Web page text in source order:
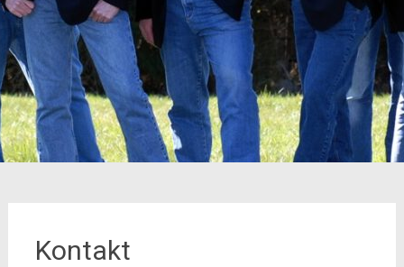
Kontakt